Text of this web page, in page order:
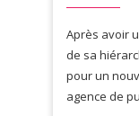
Après avoir
de sa
pour un
agence de